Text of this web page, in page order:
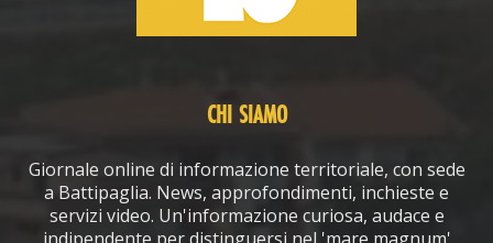
CHI SIAMO
Giornale online di informazione territoriale, con sede
a Battipaglia. News, approfondimenti, inchieste e
servizi video. Un'informazione curiosa, audace e